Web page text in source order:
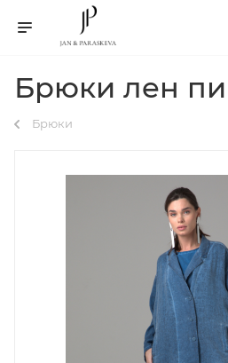
Брюки лен
Брюки